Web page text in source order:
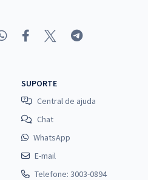
SUPORTE
Central de ajuda
Chat
WhatsApp
E-mail
Telefone: 3003-0894